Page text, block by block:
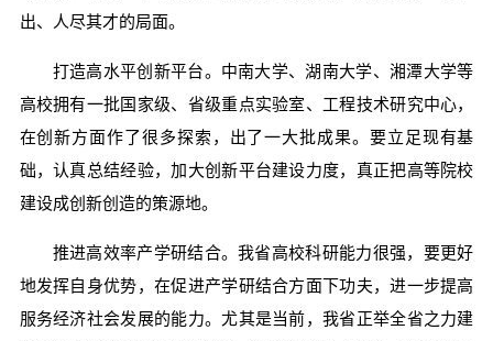
出、人尽其才的局面。
打造高水平创新平台。中南大学、湖南大学、湘潭大学等
高校拥有一批国家级、省级重点实验室、工程技术研究中心，
在创新方面作了很多探索，出了一大批成果。要立足现有基
础，认真总结经验，加大创新平台建设力度，真正把高等院校
建设成创新创造的策源地。
推进高效率产学研结合。我省高校科研能力很强，要更好
地发挥自身优势，在促进产学研结合方面下功夫，进一步提高
服务经济社会发展的能力。尤其是当前，我省正举全省之力建